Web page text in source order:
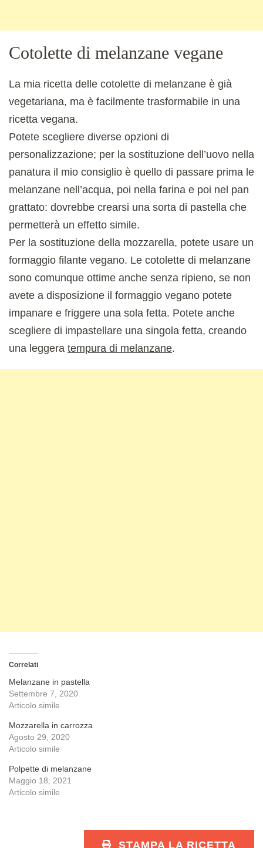
Cotolette di melanzane vegane
La mia ricetta delle cotolette di melanzane è già
vegetariana, ma è facilmente trasformabile in una
ricetta vegana.
Potete scegliere diverse opzioni di
personalizzazione; per la sostituzione dell’uovo nella
panatura il mio consiglio è quello di passare prima le
melanzane nell’acqua, poi nella farina e poi nel pan
grattato: dovrebbe crearsi una sorta di pastella che
permetterà un effetto simile.
Per la sostituzione della mozzarella, potete usare un
formaggio filante vegano. Le cotolette di melanzane
sono comunque ottime anche senza ripieno, se non
avete a disposizione il formaggio vegano potete
impanare e friggere una sola fetta. Potete anche
scegliere di impastellare una singola fetta, creando
una leggera tempura di melanzane.
Correlati
Melanzane in pastella
Settembre 7, 2020
Articolo simile
Mozzarella in carrozza
Agosto 29, 2020
Articolo simile
Polpette di melanzane
Maggio 18, 2021
Articolo simile
STAMPA LA RICETTA